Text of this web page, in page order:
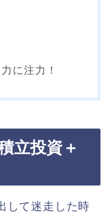
に注力！
立投資＋
して迷走した時